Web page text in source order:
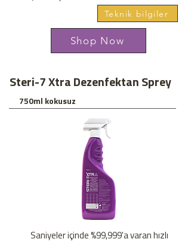
Teknik bilgiler
Shop Now
Steri-7 Xtra Dezenfektan Sprey
750ml kokusuz
Saniyeler içinde %99,999'a varan hızlı